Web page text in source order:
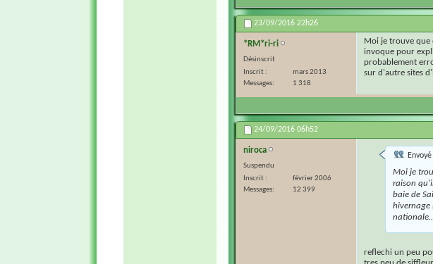
23/09/2016 22h26
*RM*ri-ri
Désinscrit
Inscrit
mars 2013
Messages
1 318
Moi je trouve que
invoque pour
probablement
sur d'autre sites
24/09/2016 06h52
niroca
Suspendu
Inscrit
février 2006
Messages
12 399
Moi je
raison
baie de
hivernage
reflechi un peu